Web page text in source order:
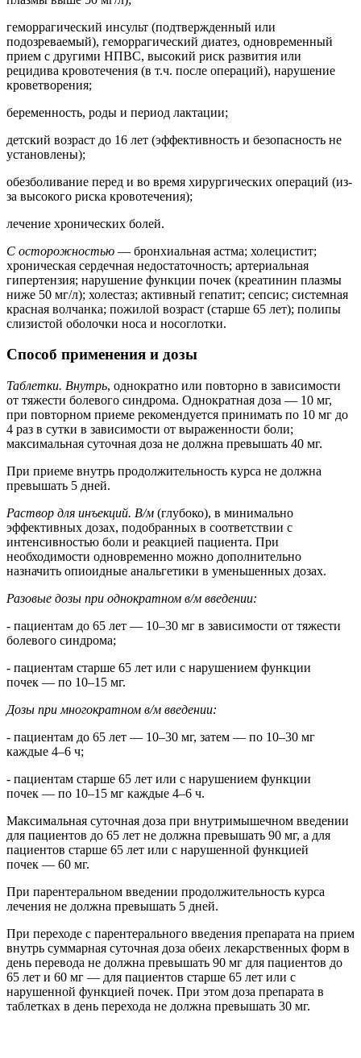
геморрагический инсульт (подтвержденный или
подозреваемый), геморрагический диатез, одновременный
прием с другими НПВС, высокий риск развития или
рецидива кровотечения (в т.ч. после операций), нарушение
кроветворения;
беременность, роды и период лактации;
детский возраст до 16 лет (эффективность и безопасность не
установлены);
обезболивание перед и во время хирургических операций (из-
за высокого риска кровотечения);
лечение хронических болей.
С осторожностью — бронхиальная астма; холецистит;
хроническая сердечная недостаточность; артериальная
гипертензия; нарушение функции почек (креатинин плазмы
ниже 50 мг/л); холестаз; активный гепатит; сепсис; системная
красная волчанка; пожилой возраст (старше 65 лет); полипы
слизистой оболочки носа и носоглотки.
Способ применения и дозы
Таблетки. Внутрь, однократно или повторно в зависимости
от тяжести болевого синдрома. Однократная доза — 10 мг,
при повторном приеме рекомендуется принимать по 10 мг до
4 раз в сутки в зависимости от выраженности боли;
максимальная суточная доза не должна превышать 40 мг.
При приеме внутрь продолжительность курса не должна
превышать 5 дней.
Раствор для инъекций. В/м (глубоко), в минимально
эффективных дозах, подобранных в соответствии с
интенсивностью боли и реакцией пациента. При
необходимости одновременно можно дополнительно
назначить опиоидные анальгетики в уменьшенных дозах.
Разовые дозы при однократном в/м введении:
- пациентам до 65 лет — 10–30 мг в зависимости от тяжести
болевого синдрома;
- пациентам старше 65 лет или с нарушением функции
почек — по 10–15 мг.
Дозы при многократном в/м введении:
- пациентам до 65 лет — 10–30 мг, затем — по 10–30 мг
каждые 4–6 ч;
- пациентам старше 65 лет или с нарушением функции
почек — по 10–15 мг каждые 4–6 ч.
Максимальная суточная доза при внутримышечном введении
для пациентов до 65 лет не должна превышать 90 мг, а для
пациентов старше 65 лет или с нарушенной функцией
почек — 60 мг.
При парентеральном введении продолжительность курса
лечения не должна превышать 5 дней.
При переходе с парентерального введения препарата на прием
внутрь суммарная суточная доза обеих лекарственных форм в
день перевода не должна превышать 90 мг для пациентов до
65 лет и 60 мг — для пациентов старше 65 лет или с
нарушенной функцией почек. При этом доза препарата в
таблетках в день перехода не должна превышать 30 мг.